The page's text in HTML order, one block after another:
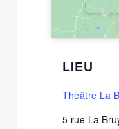
LIEU
Théâtre La
5 rue La